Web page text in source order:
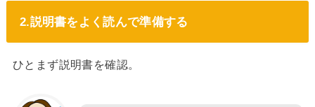
2.説明書をよく読んで準備する
ひとまず説明書を確認。